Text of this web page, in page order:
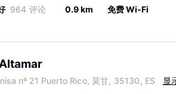
964 评论 0.9 km 免费 Wi-Fi
nº 21 Puerto Rico, 莫甘, 35130, ES 显